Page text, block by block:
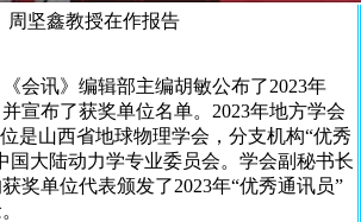
周坚鑫教授在作报告
讯》编辑部主编胡敏公布了2023年
并宣布了获奖单位名单。2023年地方学会
是山西省地球物理学会，分支机构“优秀
国大陆动力学专业委员会。学会副秘书长
奖单位代表颁发了2023年“优秀通讯员”